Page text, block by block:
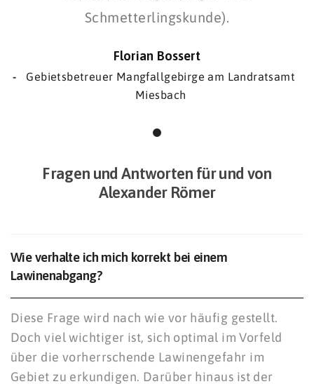
Schmetterlingskunde).
Florian Bossert
Gebietsbetreuer Mangfallgebirge am Landratsamt
Miesbach
Fragen und Antworten für und von
Alexander Römer
Wie verhalte ich mich korrekt bei einem
Lawinenabgang?
Diese Frage wird nach wie vor häufig gestellt.
Doch viel wichtiger ist, sich optimal im Vorfeld
über die vorherrschende Lawinengefahr im
Gebiet zu erkundigen. Darüber hinaus ist der